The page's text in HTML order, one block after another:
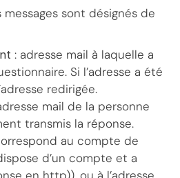
sont désignés de
: adresse mail à laquelle a
Si l’adresse a été
redirigée.
mail de la personne
transmis la réponse.
au compte de
d’un compte et a